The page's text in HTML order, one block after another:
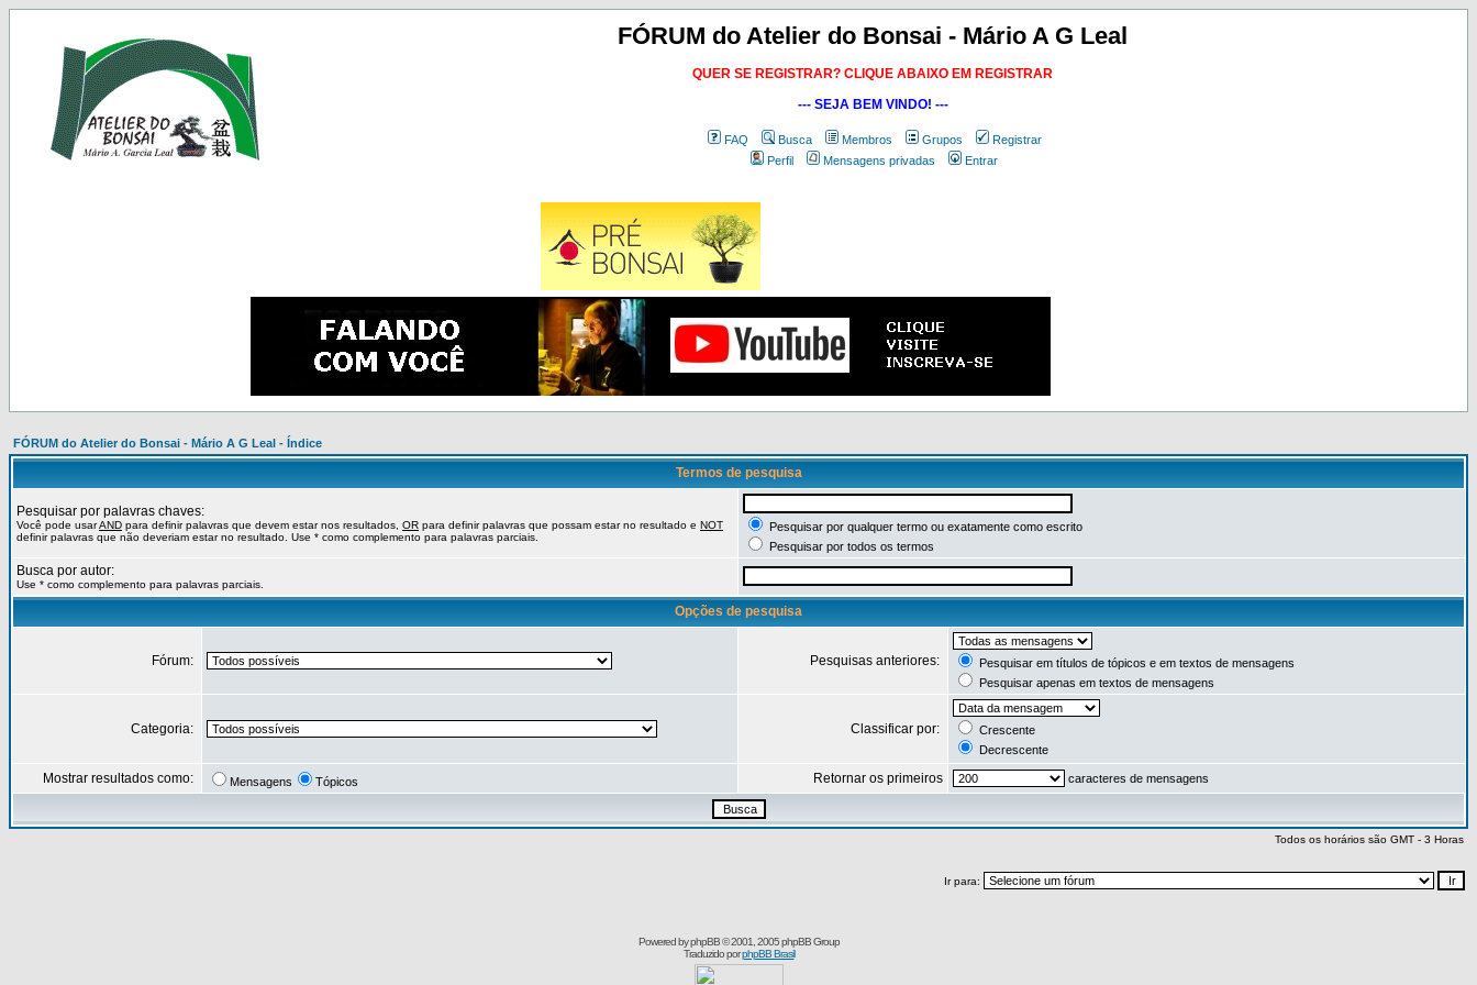
FÓRUM do Atelier do Bonsai - Mário A G Leal
QUER SE REGISTRAR? CLIQUE ABAIXO EM REGISTRAR
--- SEJA BEM VINDO! ---
FAQ Busca Membros Grupos
Registrar
Perfil
Mensagens privadas Entrar
FÓRUM do Atelier do Bonsai - Mário A G Leal - Índice
Termos de pesquisa
Pesquisar por palavras chaves:
Você pode usarAND para definir palavras que devem estar nos resultados, OR para definir palavras que possam estar no resultado e NOT
definir palavras que não deveriam estar no resultado. Use * como complemento para palavras parciais.
Pesquisar por qualquer termo ou exatamente como escrito
Pesquisar por todos os termos
Busca por autor:
Use * como complemento para palavras parciais.
Opções de pesquisa
Fórum: Pesquisas anteriores:
Pesquisar em títulos de tópicos e em textos de mensagens
Pesquisar apenas em textos de mensagens
Categoria: Classificar por:
Crescente
Decrescente
Mostrar resultados como: Mensagens Tópicos Retornar os primeiros caracteres de mensagens
Todos os horários são GMT - 3 Horas
Ir para:
Powered byphpBB© 2001, 2005 phpBB Group
Traduzido porphpBB Brasil